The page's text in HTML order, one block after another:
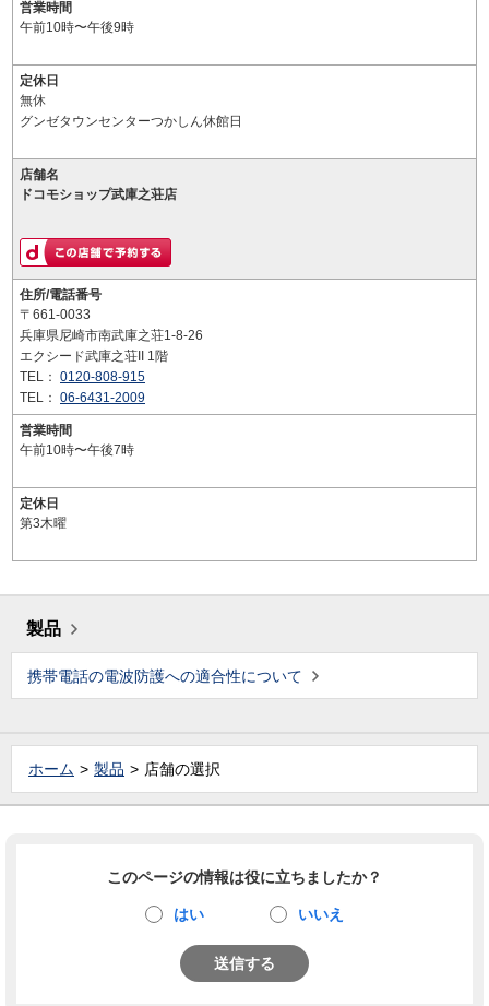
営業時間
午前10時〜午後9時
定休日
無休
グンゼタウンセンターつかしん休館日
店舗名
ドコモショップ武庫之荘店
住所/電話番号
〒661-0033
兵庫県尼崎市南武庫之荘1-8-26
エクシード武庫之荘II 1階
TEL： 0120-808-915
TEL： 06-6431-2009
営業時間
午前10時〜午後7時
定休日
第3木曜
製品
携帯電話の電波防護への適合性について
ホーム 製品 店舗の選択
このページの情報は役に立ちましたか？
はい いいえ
送信する